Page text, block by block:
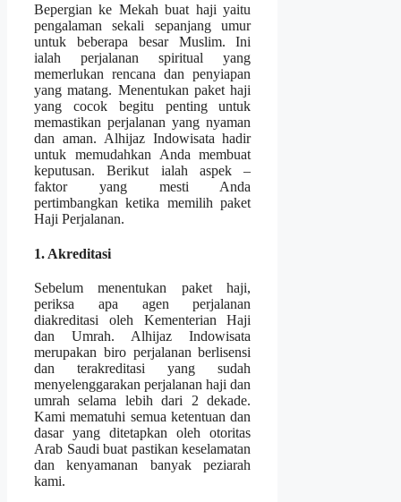
Bepergian ke Mekah buat haji yaitu
pengalaman sekali sepanjang umur
untuk beberapa besar Muslim. Ini
ialah perjalanan spiritual yang
memerlukan rencana dan penyiapan
yang matang. Menentukan paket haji
yang cocok begitu penting untuk
memastikan perjalanan yang nyaman
dan aman. Alhijaz Indowisata hadir
untuk memudahkan Anda membuat
keputusan. Berikut ialah aspek –
faktor yang mesti Anda
pertimbangkan ketika memilih paket
Haji Perjalanan.
1. Akreditasi
Sebelum menentukan paket haji,
periksa apa agen perjalanan
diakreditasi oleh Kementerian Haji
dan Umrah. Alhijaz Indowisata
merupakan biro perjalanan berlisensi
dan terakreditasi yang sudah
menyelenggarakan perjalanan haji dan
umrah selama lebih dari 2 dekade.
Kami mematuhi semua ketentuan dan
dasar yang ditetapkan oleh otoritas
Arab Saudi buat pastikan keselamatan
dan kenyamanan banyak peziarah
kami.